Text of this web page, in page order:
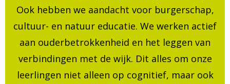
Ook hebben we aandacht voor burgerschap,
cultuur- en natuur educatie. We werken actief
aan ouderbetrokkenheid en het leggen van
verbindingen met de wijk. Dit alles om onze
leerlingen niet alleen op cognitief, maar ook